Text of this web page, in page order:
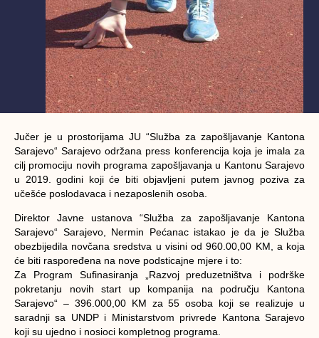
Jučer je u prostorijama JU “Služba za zapošljavanje Kantona
Sarajevo“ Sarajevo održana press konferencija koja je imala za
cilj promociju novih programa zapošljavanja u Kantonu Sarajevo
u 2019. godini koji će biti objavljeni putem javnog poziva za
učešće poslodavaca i nezaposlenih osoba.
Direktor Javne ustanova “Služba za zapošljavanje Kantona
Sarajevo“ Sarajevo, Nermin Pećanac istakao je da je Služba
obezbijedila novčana sredstva u visini od 960.00,00 KM, a koja
će biti raspoređena na nove podsticajne mjere i to:
Za Program Sufinasiranja „Razvoj preduzetništva i podrške
pokretanju novih start up kompanija na području Kantona
Sarajevo“ – 396.000,00 KM za 55 osoba koji se realizuje u
saradnji sa UNDP i Ministarstvom privrede Kantona Sarajevo
koji su ujedno i nosioci kompletnog programa.